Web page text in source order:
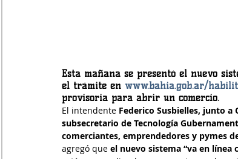
Esta mañana se presentó el nuevo
el trámite en www.bahia.gob.ar/
provisoria para abrir un comercio.
El intendente Federico Susbielles, junto a
subsecretario de Tecnología
comerciantes, emprendedores y pymes
agregó que el nuevo sistema “va en línea